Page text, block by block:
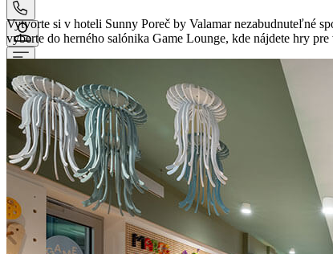
Vytvorte si v hoteli Sunny Poreč by Valamar nezabudnuteľné
vyberte do herného salónika Game Lounge, kde nájdete hry